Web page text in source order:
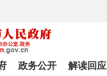
政务公开 解读回应